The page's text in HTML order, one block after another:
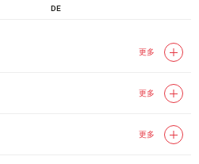
DE
更多
更多
更多